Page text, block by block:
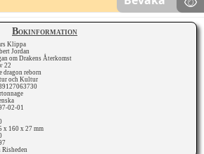
Bokinformation
Klippa
Jordan
om Drakens Återkomst
22
dragon reborn
och Kultur
02-01
x 160 x 27 mm
Risheden